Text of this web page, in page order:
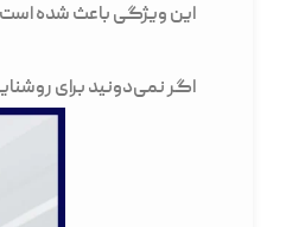
این ویژگی باعث شده
اگر نمی‌دونید برای